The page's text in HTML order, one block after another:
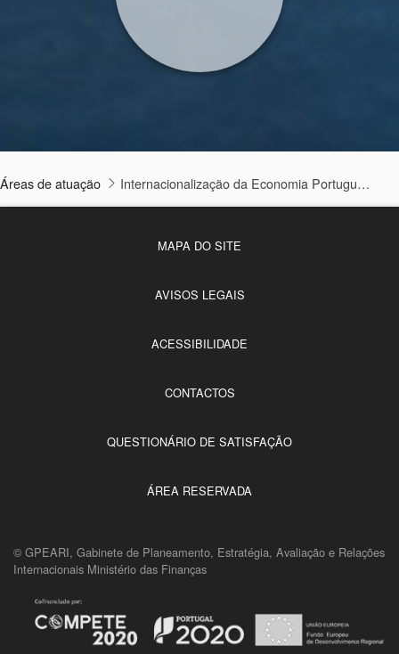
Áreas de atuação Internacionalização da Economia Portuguesa
MAPA DO SITE
AVISOS LEGAIS
ACESSIBILIDADE
CONTACTOS
QUESTIONÁRIO DE SATISFAÇÃO
ÁREA RESERVADA
© GPEARI, Gabinete de Planeamento, Estratégia, Avaliação e Relações
Internacionais Ministério das Finanças